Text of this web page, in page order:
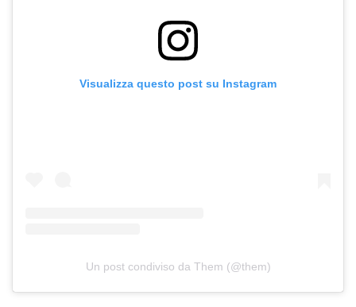
Visualizza questo post su Instagram
Un post condiviso da Them (@them)